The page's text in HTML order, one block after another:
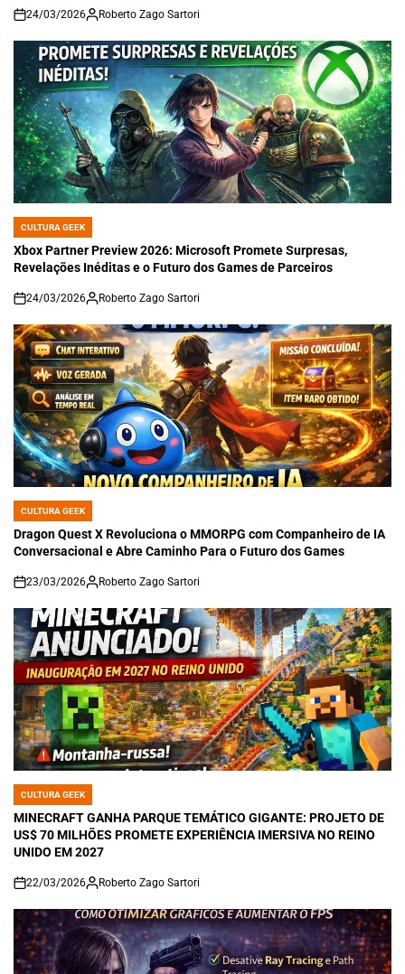
on
24/03/2026 Roberto Zago Sartori
POSTED
IN
CULTURA GEEK
Xbox Partner Preview 2026: Microsoft Promete Surpresas,
Revelações Inéditas e o Futuro dos Games de Parceiros
on
24/03/2026 Roberto Zago Sartori
POSTED
IN
CULTURA GEEK
Dragon Quest X Revoluciona o MMORPG com Companheiro de IA
Conversacional e Abre Caminho Para o Futuro dos Games
on
23/03/2026 Roberto Zago Sartori
POSTED
IN
CULTURA GEEK
MINECRAFT GANHA PARQUE TEMÁTICO GIGANTE: PROJETO DE
US$ 70 MILHÕES PROMETE EXPERIÊNCIA IMERSIVA NO REINO
UNIDO EM 2027
on
22/03/2026 Roberto Zago Sartori